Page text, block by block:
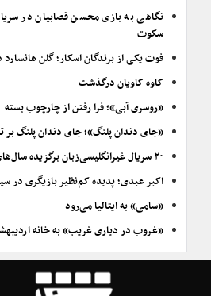
نگاهی به بازی محسن قصابیان در
سکوت
فوت یکی از برندگان اسکار؛ گلن
کاوه کاویان درگذشت
«روسری آبی»؛ فرا رفتن از چارچوب بسته
«جای دندان پلنگ»؛ جای دندان پلنگ
۲۰ سریال غیرانگلیسی‌زبان برگزیده سال‌های اخیر
اکبر عبدی؛ پدیده کم‌نظیر بازیگری در
«سامی» به ایتالیا می‌رود
«غروب در دیاری غریب» به خانه